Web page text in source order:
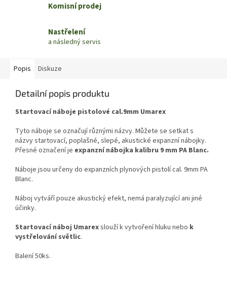
Komisní prodej
Nastřelení
a následný servis
Popis Diskuze
Detailní popis produktu
Startovací náboje pistolové cal.9mm Umarex
Tyto náboje se označují různými názvy. Můžete se setkat s
názvy startovací, poplašné, slepé, akustické expanzní nábojky.
Přesné označení je expanzní nábojka kalibru 9 mm PA Blanc.
Náboje jsou určeny do expanzních plynových pistolí cal. 9mm PA
Blanc.
Náboj vytváří pouze akustický efekt, nemá paralyzující ani jiné
účinky.
Startovací náboj Umarexslouží k vytvoření hluku nebo k
vystřelování světlic.
Balení 50ks.